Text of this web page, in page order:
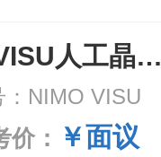
NIMO VISU人工晶状体光学分析仪
：NIMO VISU
价： ￥面议